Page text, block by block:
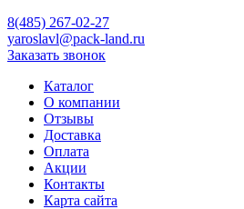
8(485) 267-02-27
yaroslavl@pack-land.ru
Заказать звонок
Каталог
О компании
Отзывы
Доставка
Оплата
Акции
Контакты
Карта сайта